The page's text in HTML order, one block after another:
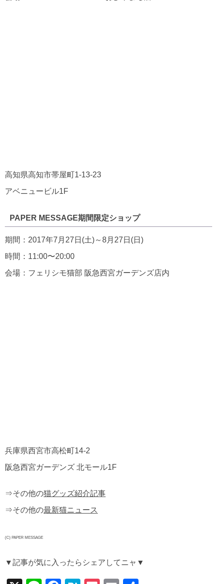
高知県高知市帯屋町1-13-23
アベニュービル1F
PAPER MESSAGE期間限定ショップ
期間：2017年7月27日(土)～8月27日(日)
時間：11:00〜20:00
会場：フェリシモ猫部 阪急西宮ガーデンズ店内
兵庫県西宮市高松町14-2
阪急西宮ガーデンズ 北モール1F
⇒その他の猫グッズ紹介記事
⇒その他の最新猫ニュース
(C) PAPER MESSAGE
▼記事が気に入ったらシェアしてニャ▼